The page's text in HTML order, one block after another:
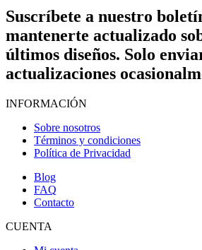
Suscríbete a nuestro
mantenerte actualizado
últimos diseños. Solo
actualizaciones
INFORMACIÓN
Sobre nosotros
Términos y condiciones
Política de Privacidad
Blog
FAQ
Contacto
CUENTA